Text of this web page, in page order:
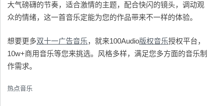
大气磅礴的节奏，适合激情的主题，配合快闪的镜头，调动观
众的情绪，这一首音乐定能为您的作品带来不一样的体验。
想要更多双十一广告音乐，就来100Audio版权音乐授权平台，
10w+商用音乐等您来挑选。风格多样，满足您多方面的音乐制
作需求。
热点音乐